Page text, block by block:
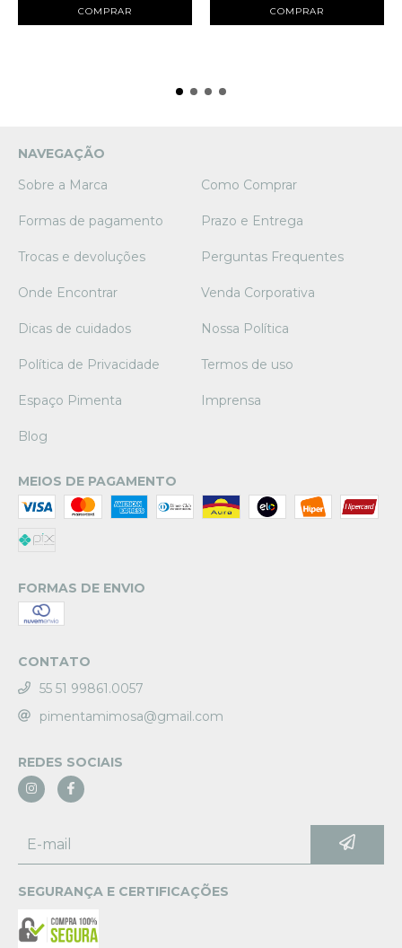
NAVEGAÇÃO
Sobre a Marca
Como Comprar
Formas de pagamento Prazo e Entrega
Trocas e devoluções Perguntas Frequentes
Onde Encontrar Venda Corporativa
Dicas de cuidados Nossa Política
Política de Privacidade Termos de uso
Espaço Pimenta Imprensa
Blog
MEIOS DE PAGAMENTO
FORMAS DE ENVIO
CONTATO
55 51 99861.0057
pimentamimosa@gmail.com
REDES SOCIAIS
SEGURANÇA E CERTIFICAÇÕES